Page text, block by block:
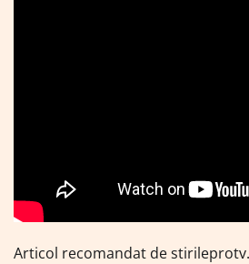
Articol recomandat de